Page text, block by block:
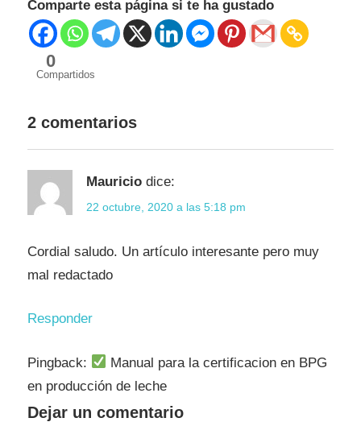
Comparte esta página si te ha gustado
0
Compartidos
2 comentarios
Mauricio dice:
22 octubre, 2020 a las 5:18 pm
Cordial saludo. Un artículo interesante pero muy
mal redactado
Responder
Pingback:
Manual para la certificacion en BPG
en producción de leche
Dejar un comentario